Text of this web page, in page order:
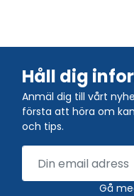
Håll dig
Anmäl dig till vårt
första att höra om
och tips.
Gå